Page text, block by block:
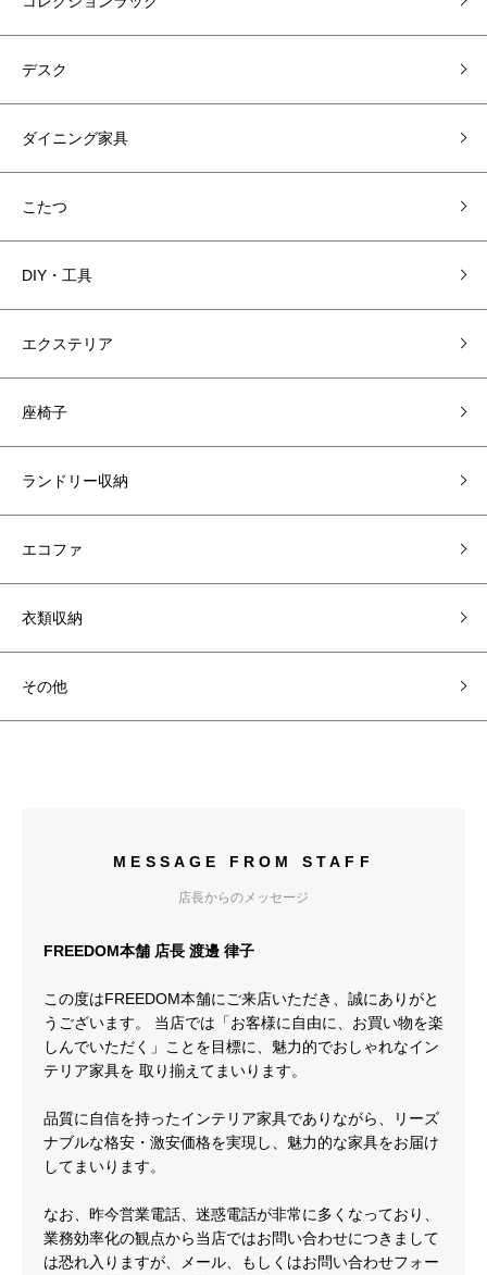
デスク
ダイニング家具
こたつ
DIY・工具
エクステリア
座椅子
ランドリー収納
エコファ
衣類収納
その他
MESSAGE FROM STAFF
店長からのメッセージ
FREEDOM本舗 店長 渡邊 律子
この度はFREEDOM本舗にご来店いただき、誠にありがと
うございます。 当店では「お客様に自由に、お買い物を楽
しんでいただく」ことを目標に、魅力的でおしゃれなイン
テリア家具を 取り揃えてまいります。
品質に自信を持ったインテリア家具でありながら、リーズ
ナブルな格安・激安価格を実現し、魅力的な家具をお届け
してまいります。
なお、昨今営業電話、迷惑電話が非常に多くなっており、
業務効率化の観点から当店ではお問い合わせにつきまして
は恐れ入りますが、メール、もしくはお問い合わせフォー